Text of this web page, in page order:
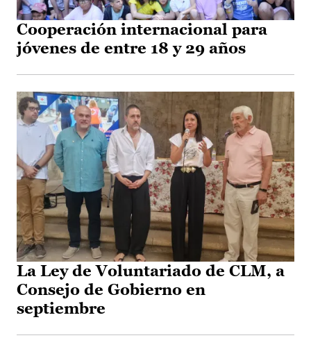
Cooperación internacional para
jóvenes de entre 18 y 29 años
La Ley de Voluntariado de CLM, a
Consejo de Gobierno en
septiembre